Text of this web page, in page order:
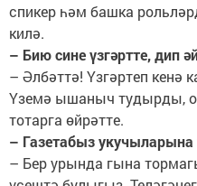
спикер һәм башка
килә.
– Бию сине үзгәртте, дип
– Әлбәттә! Үзгәртеп кенә
Үземә ышаныч тудырды,
тотарга өйрәтте.
– Газетабыз
– Бер урында гына